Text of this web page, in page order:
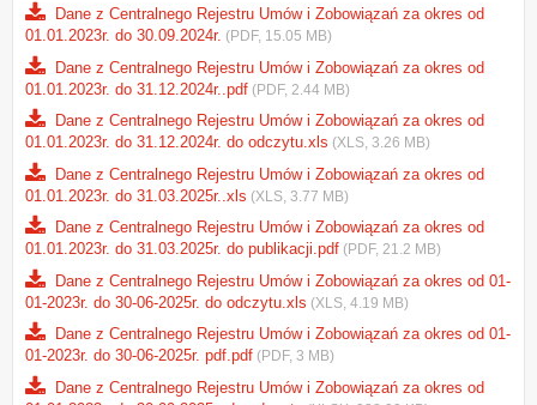
Dane z Centralnego Rejestru Umów i Zobowiązań za okres od
01.01.2023r. do 30.09.2024r. (PDF, 15.05 MB)
Dane z Centralnego Rejestru Umów i Zobowiązań za okres od
01.01.2023r. do 31.12.2024r..pdf (PDF, 2.44 MB)
Dane z Centralnego Rejestru Umów i Zobowiązań za okres od
01.01.2023r. do 31.12.2024r. do odczytu.xls (XLS, 3.26 MB)
Dane z Centralnego Rejestru Umów i Zobowiązań za okres od
01.01.2023r. do 31.03.2025r..xls (XLS, 3.77 MB)
Dane z Centralnego Rejestru Umów i Zobowiązań za okres od
01.01.2023r. do 31.03.2025r. do publikacji.pdf (PDF, 21.2 MB)
Dane z Centralnego Rejestru Umów i Zobowiązań za okres od 01-
01-2023r. do 30-06-2025r. do odczytu.xls (XLS, 4.19 MB)
Dane z Centralnego Rejestru Umów i Zobowiązań za okres od 01-
01-2023r. do 30-06-2025r. pdf.pdf (PDF, 3 MB)
Dane z Centralnego Rejestru Umów i Zobowiązań za okres od